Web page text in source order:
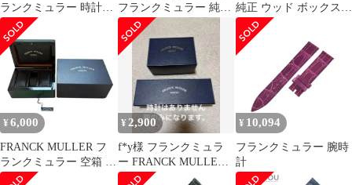
ランクミュラー 時計空
箱 保証書付き
フランクミュラー 純正
時計ケース・余りコマ
セット1752用
純正 ウッド ボックス
フルセット余りコマ2個
保証書付
¥ 6,000
FRANCK MULLER フ
ランクミュラー 空箱 時
計ケース タグ
¥ 2,900
f*y様 フランクミュラ
ー FRANCK MULLER
時計ケース 箱のみ2個
¥ 10,094
フランクミュラー 腕時
計